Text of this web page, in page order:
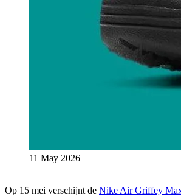
11 May 2026
Op 15 mei verschijnt de Nike Air Griffey